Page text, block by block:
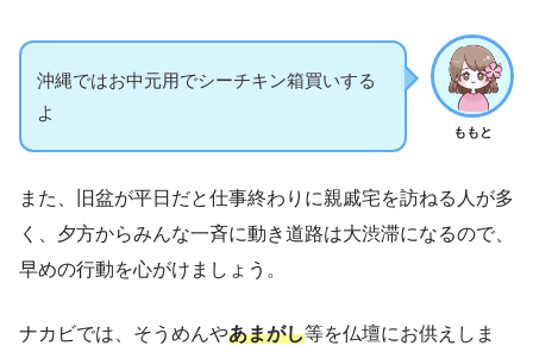
ももと
沖縄ではお中元用でシーチキン箱買いする
よ
また、旧盆が平日だと仕事終わりに親戚宅を訪ねる人が多
く、夕方からみんな一斉に動き道路は大渋滞になるので、
早めの行動を心がけましょう。
ナカビでは、そうめんやあまがし等を仏壇にお供えしま